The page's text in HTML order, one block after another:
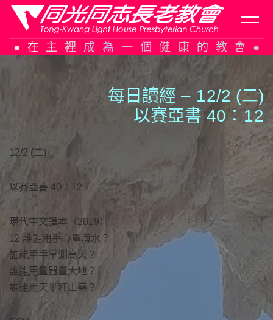
Skip
to
在主裡成為一個健康的教會
每日讀經 – 12/2 (二)
以賽亞書 40：12
12/2 (二)
以賽亞書 40：12
現代中文譯本（2019）
12 誰能用手心量海水？
誰能用手掌測高天？
誰能用量器量大地？
誰能用天平秤山嶺？